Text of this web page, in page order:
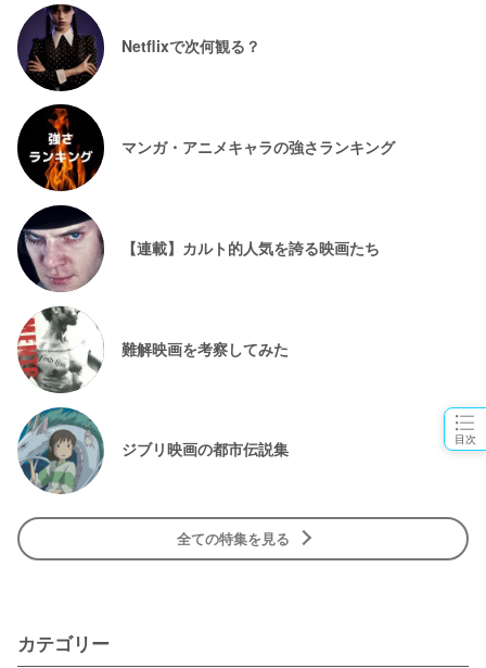
目次
Netflixで次何観る？
マンガ・アニメキャラの強さランキング
【連載】カルト的人気を誇る映画たち
難解映画を考察してみた
ジブリ映画の都市伝説集
全ての特集を見る
カテゴリー